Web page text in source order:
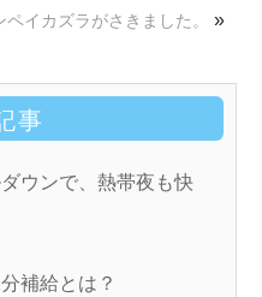
ペイカズラがさきました。 »
事
ウンで、熱帯夜も快
補給とは？